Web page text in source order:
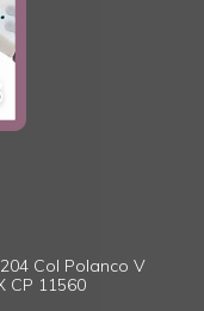
Col Polanco V
CP 11560